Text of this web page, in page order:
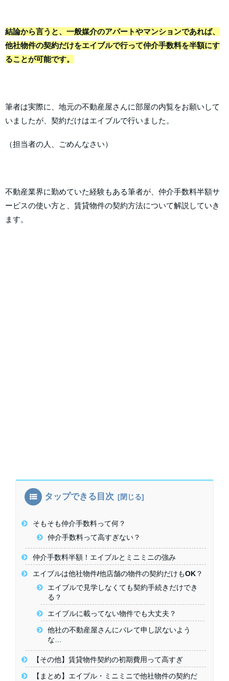
結論から言うと、一般媒介のアパートやマンションであれば、
他社物件の契約だけをエイブルで行って仲介手数料を半額にす
ることが可能です。
筆者は実際に、地元の不動産屋さんに部屋の内覧をお願いして
いましたが、契約だけはエイブルで行いました。
（担当者の人、ごめんなさい）
不動産業界に勤めていた経験もある筆者が、仲介手数料半額サ
ービスの使い方と、賃貸物件の契約方法について解説していき
ます。
タップできる目次
そもそも仲介手数料って何？
仲介手数料って高すぎない？
仲介手数料半額！エイブルとミニミニの強み
エイブルは他社物件/他店舗の物件の契約だけもOK？
エイブルで見学しなくても契約手続きだけでき
る？
エイブルに載ってない物件でも大丈夫？
他社の不動産屋さんにバレて申し訳ないよう
な…
【その他】賃貸物件契約の初期費用って高すぎ
【まとめ】エイブル・ミニミニで他社物件の契約だ